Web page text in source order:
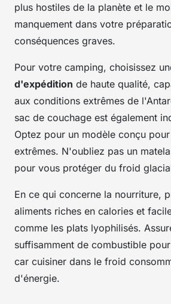
plus hostiles de la planète et le
manquement dans votre
conséquences graves.
Pour votre camping, choisissez
d'expédition de haute qualité,
aux conditions extrêmes de
sac de couchage est également
Optez pour un modèle conçu
extrêmes. N'oubliez pas un
pour vous protéger du froid
En ce qui concerne la nourriture,
aliments riches en calories et
comme les plats lyophilisés.
suffisamment de combustible
car cuisiner dans le froid
d'énergie.